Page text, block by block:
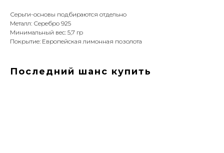
Серьги-основы подбираются отдельно
Металл: Серебро 925
Минимальный вес: 5,7 гр
Покрытие: Европейская лимонная позолота
Последний шанс купить